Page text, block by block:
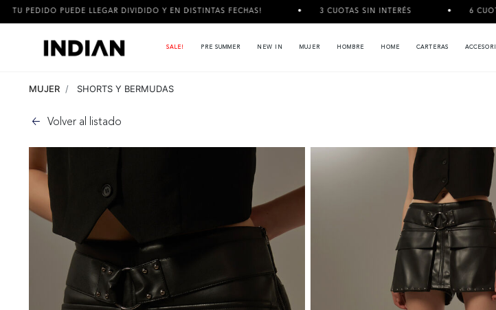
DIVIDIDO Y EN DISTINTAS FECHAS! 3 CUOTAS SIN INTERÉS 6 CUOTAS SIN INTERÉS A
SALE! PRE SUMMER NEW IN MUJER HOMBRE HOME CARTERAS
MUJER SHORTS Y BERMUDAS
Volver al listado